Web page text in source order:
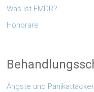
Was ist EMDR?
Honorare
Ängste und